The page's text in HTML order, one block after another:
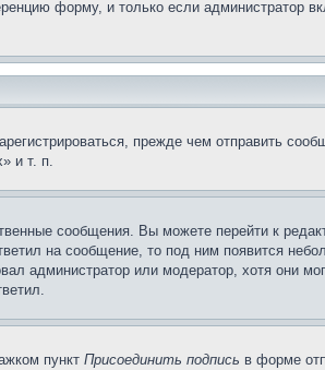
форму, и только если администратор
прежде чем отправить
и т. п.
сообщения. Вы можете перейти к
на сообщение, то под ним появится
администратор или модератор, хотя они
пункт Присоединить подпись в форме